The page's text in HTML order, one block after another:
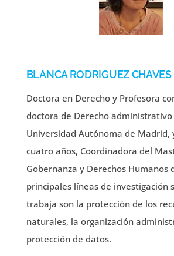
BLANCA RODRIGUEZ
Doctora en Derecho y Profesora
doctora de Derecho administrativo
Universidad Autónoma de Madrid,
cuatro años, Coordinadora del
Gobernanza y Derechos Humanos
principales líneas de investigación
trabaja son la protección de los
naturales, la organización
protección de datos.